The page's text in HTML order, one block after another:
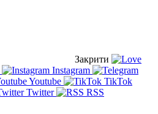
Закрити
Instagram
Youtube
TikTok
Twitter RSS